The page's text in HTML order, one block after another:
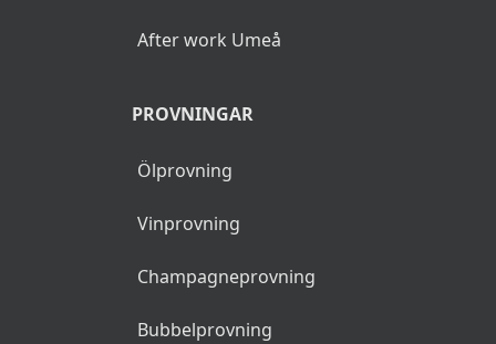
After work Umeå
PROVNINGAR
Ölprovning
Vinprovning
Champagneprovning
Bubbelprovning